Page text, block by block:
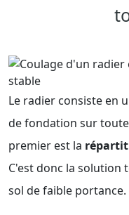
Le radier consiste en
de fondation sur
premier est la
C'est donc la solution
sol de faible portance.